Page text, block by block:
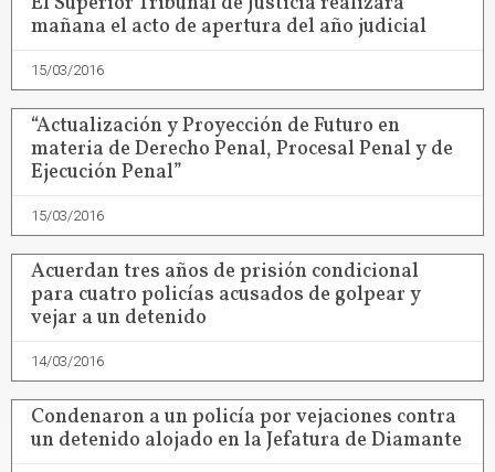
mañana el acto de apertura del año judicial
15/03/2016
“Actualización y Proyección de Futuro en
materia de Derecho Penal, Procesal Penal y de
Ejecución Penal”
15/03/2016
Acuerdan tres años de prisión condicional
para cuatro policías acusados de golpear y
vejar a un detenido
14/03/2016
Condenaron a un policía por vejaciones contra
un detenido alojado en la Jefatura de Diamante